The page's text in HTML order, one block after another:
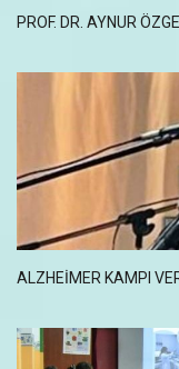
PROF. DR. AYNUR
ALZHEIMER KAMPI